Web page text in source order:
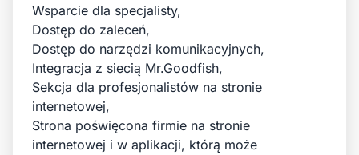
Wsparcie dla specjalisty,
Dostęp do zaleceń,
Dostęp do narzędzi komunikacyjnych,
Integracja z siecią Mr.Goodfish,
Sekcja dla profesjonalistów na stronie
internetowej,
Strona poświęcona firmie na stronie
internetowej i w aplikacji, którą może